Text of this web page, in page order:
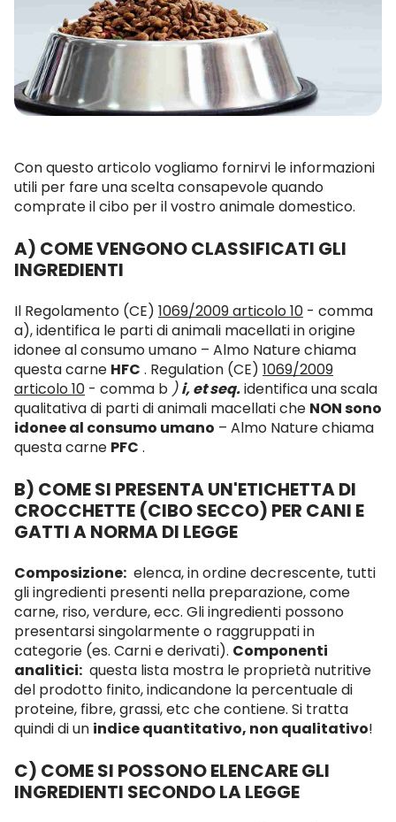
Con questo articolo vogliamo fornirvi le informazioni
utili per fare una scelta consapevole quando
comprate il cibo per il vostro animale domestico.
A) COME VENGONO CLASSIFICATI GLI
INGREDIENTI
Il Regolamento (CE) 1069/2009 articolo 10 - comma
a), identifica le parti di animali macellati in origine
idonee al consumo umano – Almo Nature chiama
questa carne HFC . Regulation (CE) 1069/2009
articolo 10 - comma b )i, et seq.identifica una scala
qualitativa di parti di animali macellati che NON sono
idonee al consumo umano – Almo Nature chiama
questa carne PFC .
B) COME SI PRESENTA UN'ETICHETTA DI
CROCCHETTE (CIBO SECCO) PER CANI E
GATTI A NORMA DI LEGGE
Composizione: elenca, in ordine decrescente, tutti
gli ingredienti presenti nella preparazione, come
carne, riso, verdure, ecc. Gli ingredienti possono
presentarsi singolarmente o raggruppati in
categorie (es. Carni e derivati). Componenti
analitici: questa lista mostra le proprietà nutritive
del prodotto finito, indicandone la percentuale di
proteine, fibre, grassi, etc che contiene. Si tratta
quindi di un indice quantitativo, non qualitativo!
C) COME SI POSSONO ELENCARE GLI
INGREDIENTI SECONDO LA LEGGE